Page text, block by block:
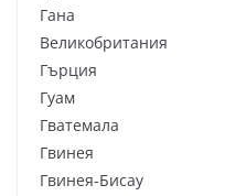
Гана
Великобритания
Гърция
Гуам
Гватемала
Гвинея
Гвинея-Бисау